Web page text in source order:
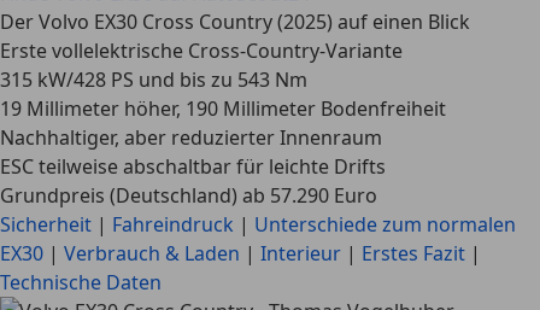
Der Volvo EX30 Cross Country (2025) auf einen Blick
Erste vollelektrische Cross-Country-Variante
315 kW/428 PS und bis zu 543 Nm
19 Millimeter höher, 190 Millimeter Bodenfreiheit
Nachhaltiger, aber reduzierter Innenraum
ESC teilweise abschaltbar für leichte Drifts
Grundpreis (Deutschland) ab 57.290 Euro
Sicherheit | Fahreindruck | Unterschiede zum normalen
EX30 | Verbrauch & Laden | Interieur | Erstes Fazit |
Technische Daten